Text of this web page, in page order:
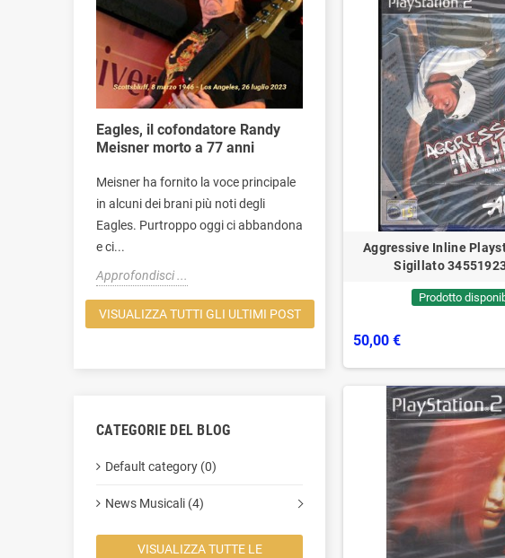
Eagles, il cofondatore Randy
Meisner morto a 77 anni
Meisner ha fornito la voce principale
in alcuni dei brani più noti degli
Eagles. Purtroppo oggi ci abbandona
e ci...
Approfondisci ...
Addio alla ribelle del rock:
Sinead O'Connor
https://erecord.it/ricerca?
O'Connor, influente cantautrice
irlandese...
Approfondisci ...
VISUALIZZA TUTTI GLI ULTIMI POST
CATEGORIE DEL BLOG
Default category (0)
News Musicali (4)
VISUALIZZA TUTTE LE
Aggressive Inline
Sigillato
Prodotto
50,00 €